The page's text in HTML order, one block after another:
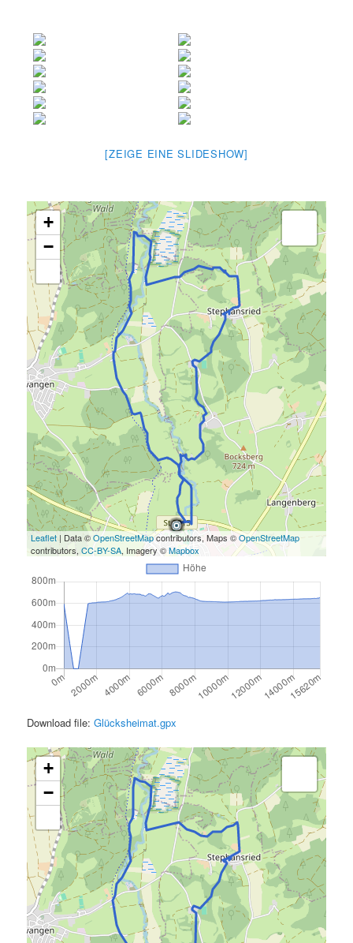
[ZEIGE EINE SLIDESHOW]
+
−
Leaflet| Data ©OpenStreetMapcontributors, Maps ©OpenStreetMap
contributors,CC-BY-SA, Imagery ©Mapbox
Download file:Glücksheimat.gpx
+
−